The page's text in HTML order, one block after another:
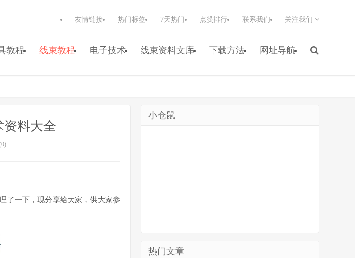
教程 线束教程 电子技术 线束资料文库 下载方法 网址导航
友情链接 热门标签 7天热门 点赞排行 联系我们 关注我们
资料大全
了一下，现分享给大家，供大家参
小仓鼠
热门文章